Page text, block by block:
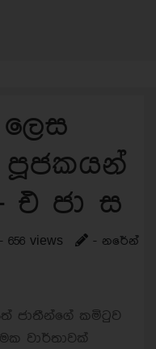
පූජකයන්
එ ජා ස
- 656 views
- නරේන්
ජාතීන්ගේ කමිටුව
වාර්තාවක්